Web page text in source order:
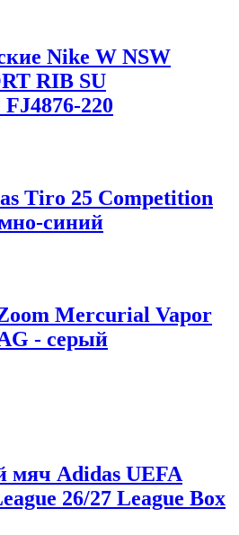
Nike W NSW
RIB SU
220
Tiro 25 Competition
синий
Mercurial Vapor
- серый
мяч Adidas UEFA
26/27 League Box